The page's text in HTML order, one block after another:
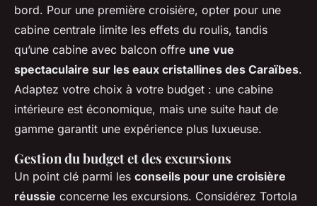
bord. Pour une première croisière, opter pour une
cabine centrale limite les effets du roulis, tandis
qu’une cabine avec balcon offre une vue
spectaculaire sur les eaux cristallines des Caraïbes.
Adaptez votre choix à votre budget : une cabine
intérieure est économique, mais une suite haut de
gamme garantit une expérience plus luxueuse.
Gestion du budget et des excursions
Un point clé parmi les conseils pour une croisière
réussie concerne les excursions. Considérez Tortola